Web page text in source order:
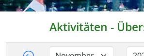
Aktivitäten -